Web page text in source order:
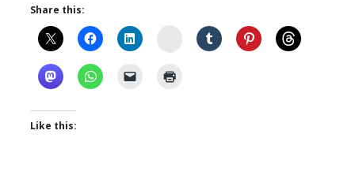
Share this:
Instagram
Like this: